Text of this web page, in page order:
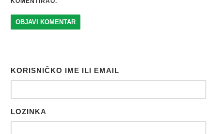
KORISNIČKO IME ILI EMAIL
LOZINKA